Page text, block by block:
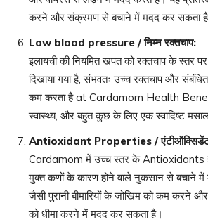
करने और संक्रमण से बचाने में मदद कर सकता
Low blood pressure /निम्न रक्तचाप:
इलायची की नियमित खपत को रक्तचाप के स्तर
दिखाया गया है, संभवतः उच्च रक्तचाप और
कम करता है at Cardamom Health
स्वास्थ्य, और बहुत कुछ के लिए एक स्वादिष्ट
Antioxidant Properties /
Cardamom में उच्च स्तर के Antioxidants
मुक्त कणों के कारण होने वाले नुकसान से बचाने
जैसी पुरानी बीमारियों के जोखिम को कम करने
को धीमा करने में मदद कर सकता है।